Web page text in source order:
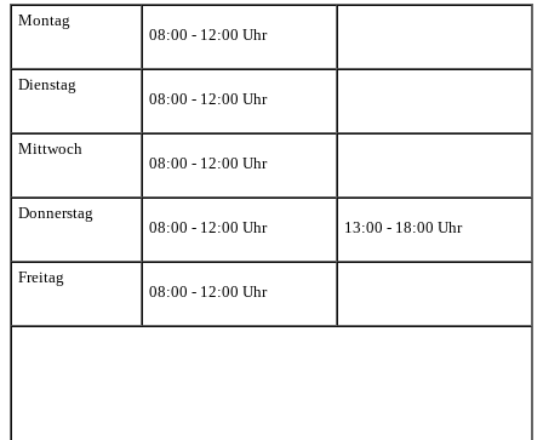
Montag
08:00 - 12:00 Uhr
Dienstag
08:00 - 12:00 Uhr
Mittwoch
08:00 - 12:00 Uhr
Donnerstag
08:00 - 12:00 Uhr
13:00 - 18:00 Uhr
Freitag
08:00 - 12:00 Uhr